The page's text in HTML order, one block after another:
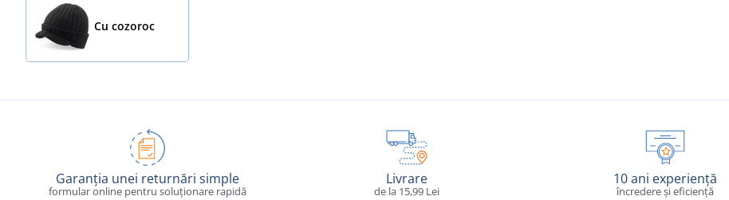
Cu cozoroc
Garanția unei returnări simple
formular online pentru soluționare rapidă
Livrare
de la 15,99 Lei
10 ani experiență
încredere și eficiență